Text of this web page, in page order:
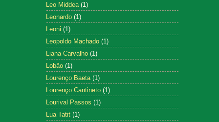
Leo Middea (1)
Leonardo (1)
Leoni (1)
Leopoldo Machado (1)
Liana Carvalho (1)
Lobão (1)
Lourenço Baeta (1)
Lourenço Cantineto (1)
Lourival Passos (1)
Lua Tatit (1)